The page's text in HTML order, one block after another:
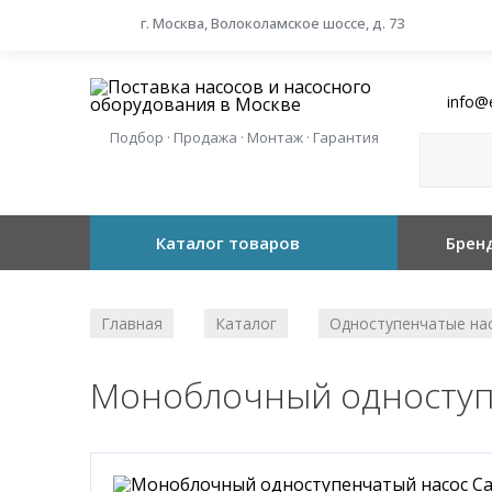
г. Москва, Волоколамское шоссе, д. 73
Подбор · Продажа · Монтаж · Гарантия
Каталог товаров
Главная Каталог Одноступенчатые
Моноблочный